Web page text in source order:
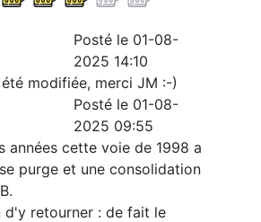
Posté le 01-08-
2025 14:10
modifiée, merci JM :-)
Posté le 01-08-
2025 09:55
années cette voie de 1998 a
purge et une consolidation
d'y retourner : de fait le